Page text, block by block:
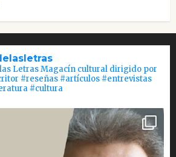
Letras Magacín cultural dirigido por
#reseñas #artículos #entrevistas
#cultura